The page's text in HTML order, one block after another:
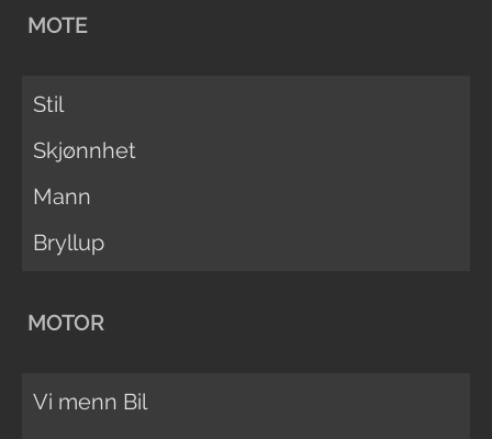
MOTE
Stil
Skjønnhet
Mann
Bryllup
MOTOR
Vi menn Bil